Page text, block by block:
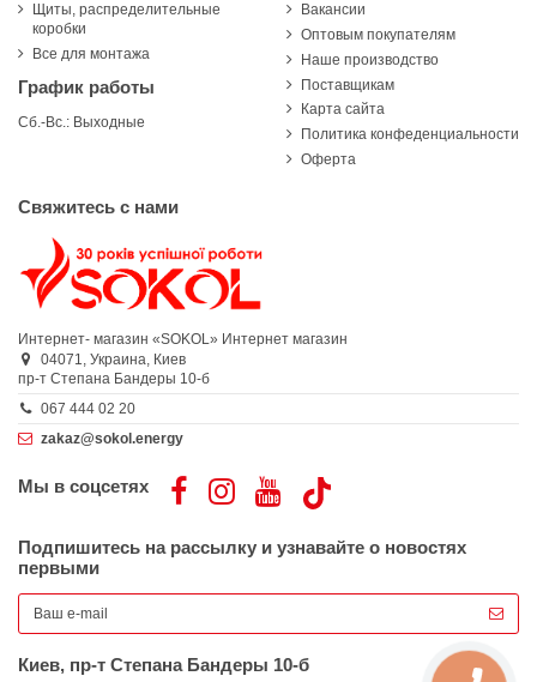
Щиты, распределительные
коробки
Все для монтажа
График работы
Сб.-Вс.: Выходные
Вакансии
Оптовым покупателям
Наше производство
Поставщикам
Карта сайта
Политика конфеденциальности
Оферта
Свяжитесь с нами
Интернет- магазин «SOKOL» Интернет магазин
04071, Украина, Киев
пр-т Степана Бандеры 10-б
067 444 02 20
zakaz@sokol.energy
Мы в соцсетях
Подпишитесь на рассылку и узнавайте о новостях
первыми
Киев, пр-т Степана Бандеры 10-б